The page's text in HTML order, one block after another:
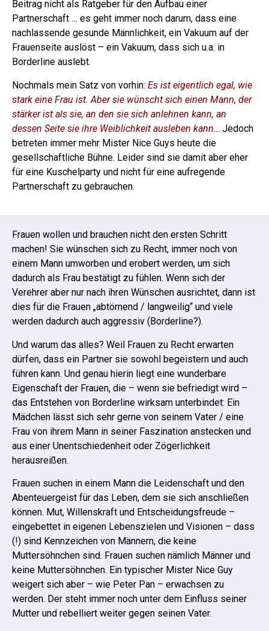
Beitrag nicht als Ratgeber für den Aufbau einer
Partnerschaft … es geht immer noch darum, dass eine
nachlassende gesunde Männlichkeit, ein Vakuum auf der
Frauenseite auslöst – ein Vakuum, dass sich u.a. in
Borderline auslebt.
Nochmals mein Satz von vorhin: Es ist eigentlich egal, wie
stark eine Frau ist. Aber sie wünscht sich einen Mann, der
stärker ist als sie, an den sie sich anlehnen kann, an
dessen Seite sie ihre Weiblichkeit ausleben kann… Jedoch
betreten immer mehr Mister Nice Guys heute die
gesellschaftliche Bühne. Leider sind sie damit aber eher
für eine Kuschelparty und nicht für eine aufregende
Partnerschaft zu gebrauchen.
Frauen wollen und brauchen nicht den ersten Schritt
machen! Sie wünschen sich zu Recht, immer noch von
einem Mann umworben und erobert werden, um sich
dadurch als Frau bestätigt zu fühlen. Wenn sich der
Verehrer aber nur nach ihren Wünschen ausrichtet, dann ist
dies für die Frauen „abtörnend / langweilig“ und viele
werden dadurch auch aggressiv (Borderline?).
Und warum das alles? Weil Frauen zu Recht erwarten
dürfen, dass ein Partner sie sowohl begeistern und auch
führen kann. Und genau hierin liegt eine wunderbare
Eigenschaft der Frauen, die – wenn sie befriedigt wird –
das Entstehen von Borderline wirksam unterbindet: Ein
Mädchen lässt sich sehr gerne von seinem Vater / eine
Frau von ihrem Mann in seiner Faszination anstecken und
aus einer Unentschiedenheit oder Zögerlichkeit
herausreißen.
Frauen suchen in einem Mann die Leidenschaft und den
Abenteuergeist für das Leben, dem sie sich anschließen
können. Mut, Willenskraft und Entscheidungsfreude –
eingebettet in eigenen Lebenszielen und Visionen – dass
(!) sind Kennzeichen von Männern, die keine
Muttersöhnchen sind. Frauen suchen nämlich Männer und
keine Muttersöhnchen. Ein typischer Mister Nice Guy
weigert sich aber – wie Peter Pan – erwachsen zu
werden. Der steht immer noch unter dem Einfluss seiner
Mutter und rebelliert weiter gegen seinen Vater.